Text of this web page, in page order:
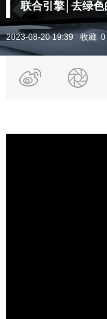
联合引擎│去绿
2023-08-20 19:39 收藏 0